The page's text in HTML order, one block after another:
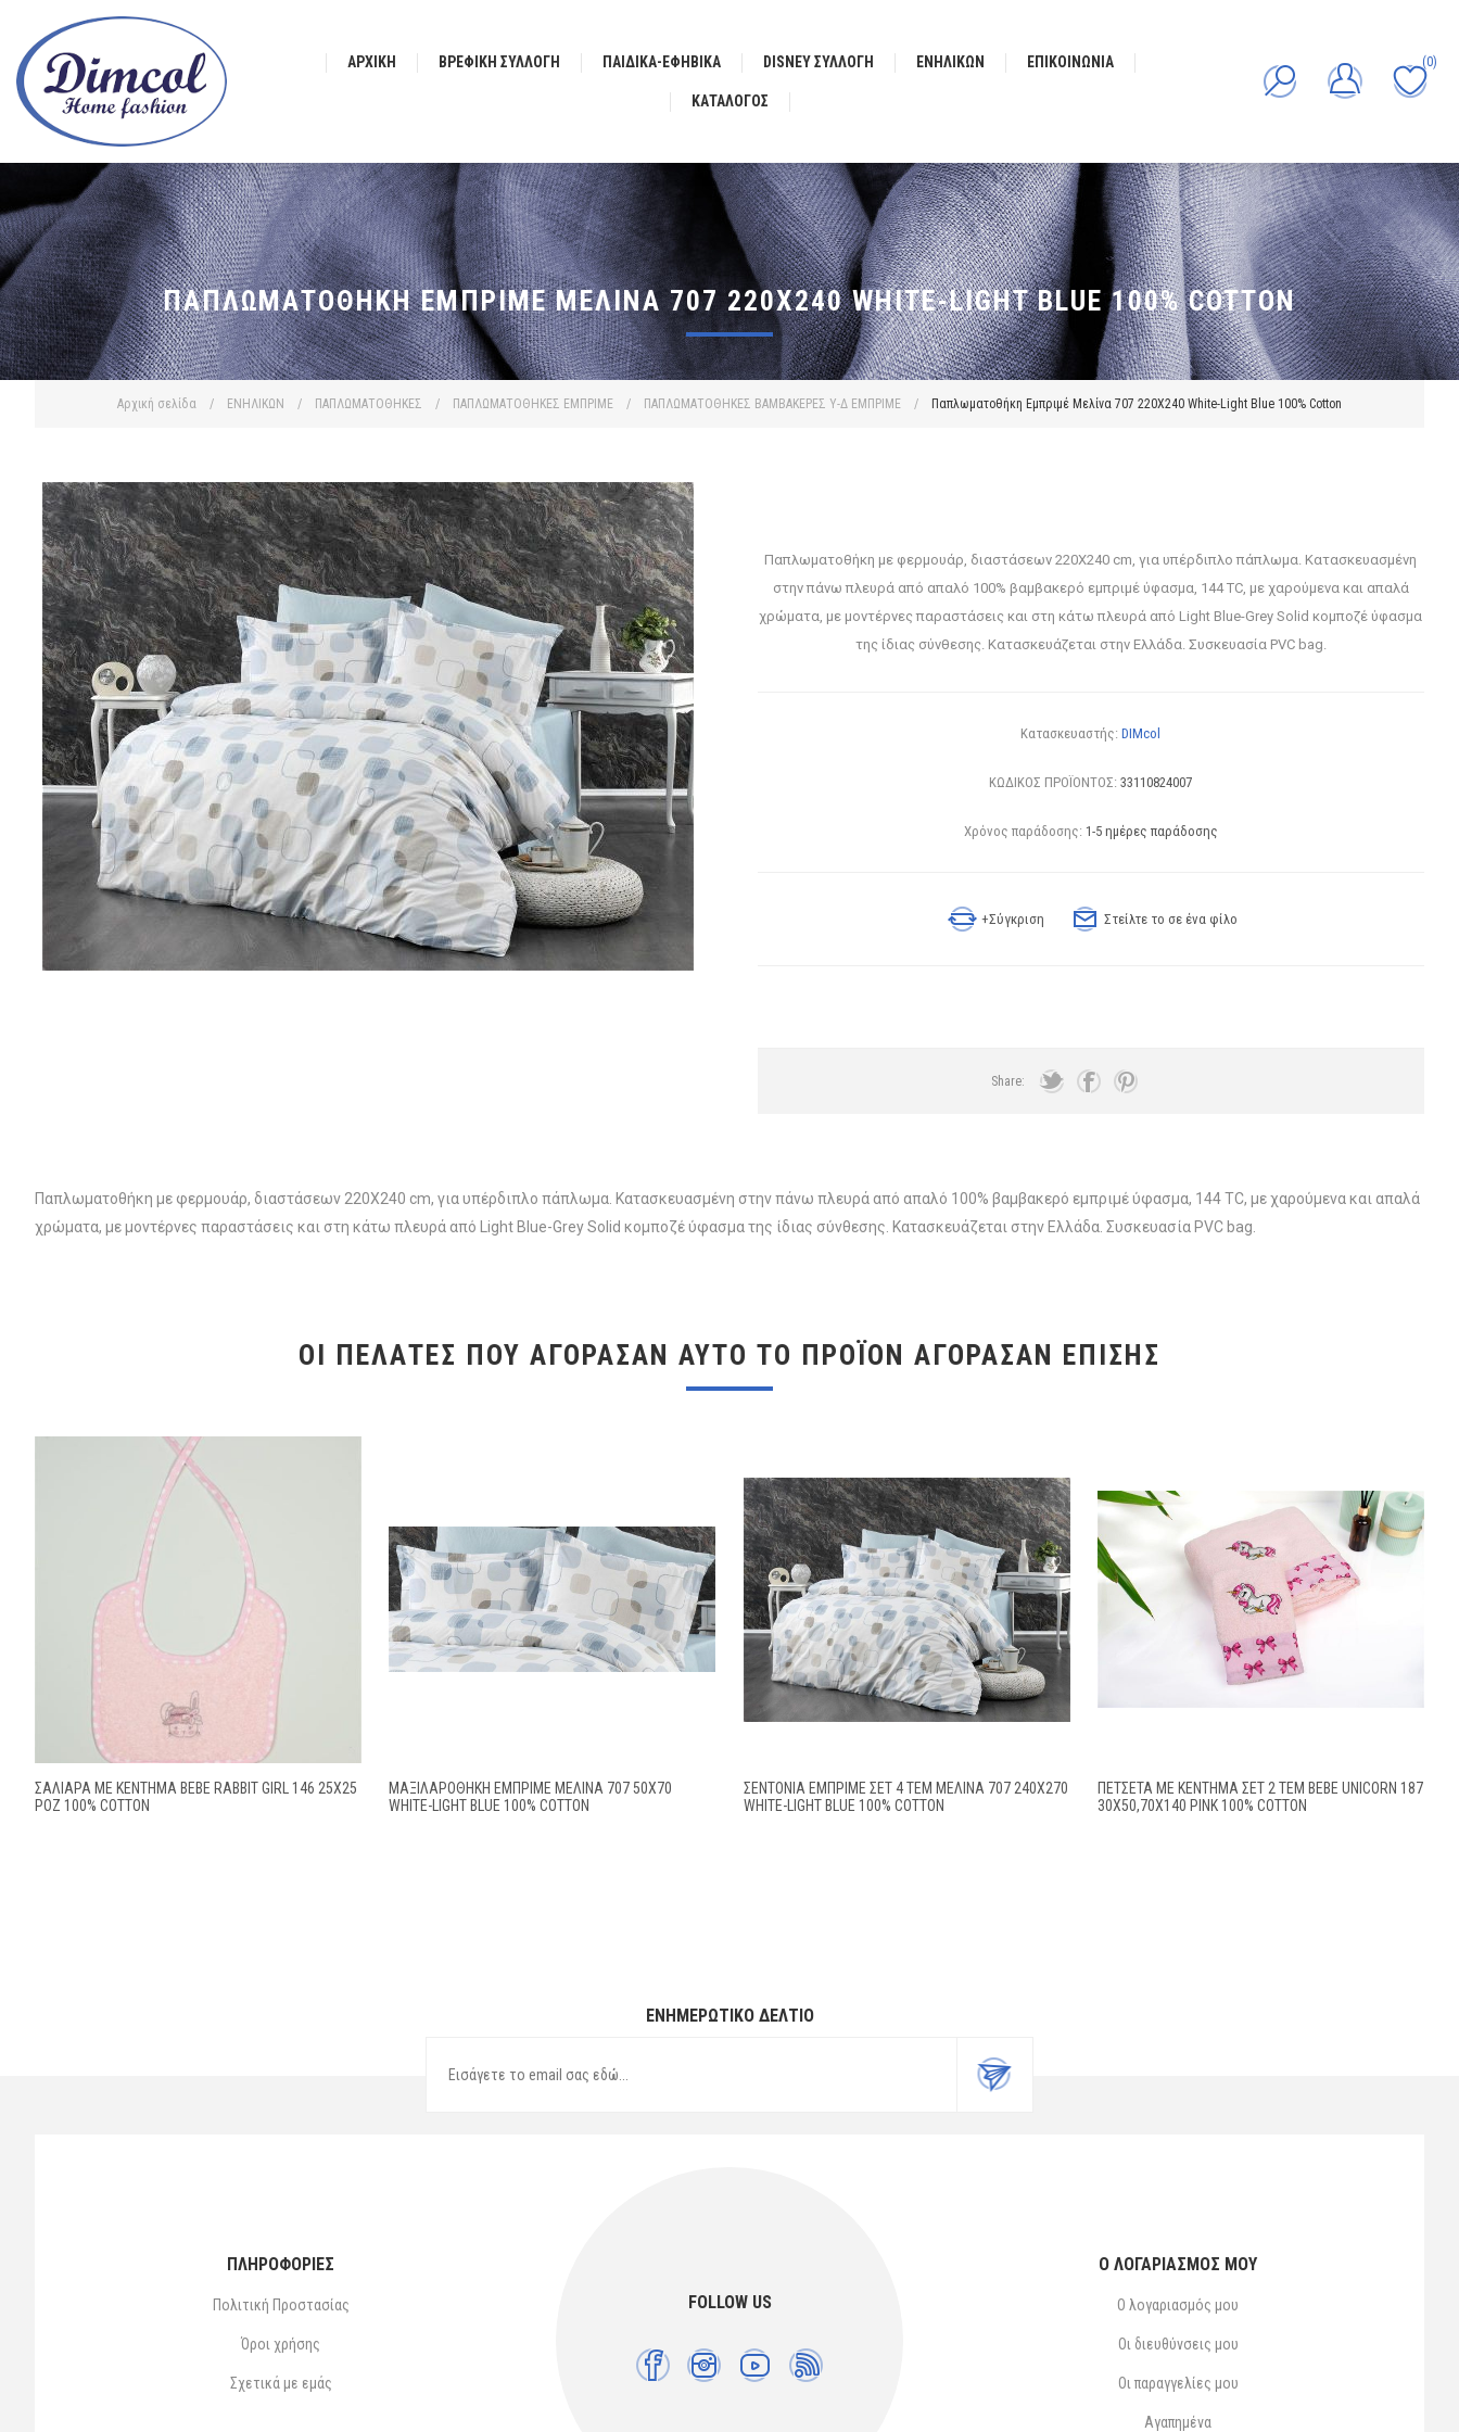
ΑΡΧΙΚΉ ΒΡΕΦΙΚΗ ΣΥΛΛΟΓΗ ΠΑΙΔΙΚΑ-ΕΦΗΒΙΚΑ DISNEY ΣΥΛΛΟΓΗ ΕΝΗΛΙΚΩΝ ΕΠΙΚΟΙΝΩΝΊΑ
ΚΑΤΆΛΟΓΟΣ
(0)
Αρχική σελίδα / ΕΝΗΛΙΚΩΝ / ΠΑΠΛΩΜΑΤΟΘΗΚΕΣ / ΠΑΠΛΩΜΑΤΟΘΗΚΕΣ ΕΜΠΡΙΜΕ / ΠΑΠΛΩΜΑΤΟΘΗΚΕΣ ΒΑΜΒΑΚΕΡΕΣ Υ-Δ ΕΜΠΡΙΜΕ / Παπλωματοθήκη Εμπριμέ Μελίνα 707 220X240 White-Light Blue 100% Cotton
ΠΑΠΛΩΜΑΤΟΘΉΚΗ ΕΜΠΡΙΜΈ ΜΕΛΊΝΑ 707 220X240 WHITE-LIGHT BLUE 100% COTTON
Παπλωματοθήκη με φερμουάρ, διαστάσεων 220Χ240 cm, για υπέρδιπλο πάπλωμα. Κατασκευασμένη
στην πάνω πλευρά από απαλό 100% βαμβακερό εμπριμέ ύφασμα, 144 TC, με χαρούμενα και απαλά
χρώματα, με μοντέρνες παραστάσεις και στη κάτω πλευρά από Light Blue-Grey Solid κομποζέ ύφασμα
της ίδιας σύνθεσης. Κατασκευάζεται στην Ελλάδα. Συσκευασία PVC bag.
Κατασκευαστής: DIMcol
ΚΩΔΙΚΟΣ ΠΡΟΪΟΝΤΟΣ: 33110824007
Χρόνος παράδοσης: 1-5 ημέρες παράδοσης
+Σύγκριση Στείλτε το σε ένα φίλο
Share:
Παπλωματοθήκη με φερμουάρ, διαστάσεων 220Χ240 cm, για υπέρδιπλο πάπλωμα. Κατασκευασμένη στην πάνω πλευρά από απαλό 100% βαμβακερό εμπριμέ ύφασμα, 144 TC, με χαρούμενα και απαλά
χρώματα, με μοντέρνες παραστάσεις και στη κάτω πλευρά από Light Blue-Grey Solid κομποζέ ύφασμα της ίδιας σύνθεσης. Κατασκευάζεται στην Ελλάδα. Συσκευασία PVC bag.
ΟΙ ΠΕΛΆΤΕΣ ΠΟΥ ΑΓΌΡΑΣΑΝ ΑΥΤΌ ΤΟ ΠΡΟΪΌΝ ΑΓΌΡΑΣΑΝ ΕΠΊΣΗΣ
ΣΑΛΙΑΡΑ ΜΕ ΚΈΝΤΗΜΑ BEBE RABBIT GIRL 146 25X25
ΡΟΖ 100% COTTON
ΜΑΞΙΛΑΡΟΘΉΚΗ ΕΜΠΡΙΜΈ ΜΕΛΊΝΑ 707 50X70
WHITE-LIGHT BLUE 100% COTTON
ΣΕΝΤΌΝΙΑ ΕΜΠΡΙΜΈ ΣΕΤ 4 ΤΕΜ ΜΕΛΊΝΑ 707 240X270
WHITE-LIGHT BLUE 100% COTTON
ΠΕΤΣΈΤΑ ΜΕ ΚΈΝΤΗΜΑ ΣΕΤ 2 ΤΕΜ BEBE UNICORN 187
30X50,70X140 PINK 100% COTTON
ΕΝΗΜΕΡΩΤΙΚΌ ΔΕΛΤΊΟ
FOLLOW US
ΠΛΗΡΟΦΟΡΙΕΣ
Πολιτική Προστασίας
Όροι χρήσης
Σχετικά με εμάς
Ο ΛΟΓΑΡΙΑΣΜΌΣ ΜΟΥ
Ο λογαριασμός μου
Οι διευθύνσεις μου
Οι παραγγελίες μου
Αγαπημένα